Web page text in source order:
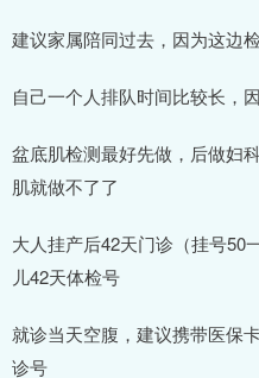
建议家属陪同过去，因为这边
自己一个人排队时间比较长，
盆底肌检测最好先做，后做妇
肌就做不了了
大人挂产后42天门诊（挂号50
儿42天体检号
就诊当天空腹，建议携带医保
诊号